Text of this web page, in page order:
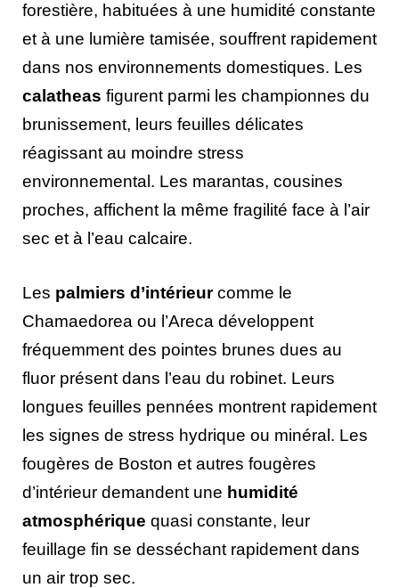
forestière, habituées à une humidité constante
et à une lumière tamisée, souffrent rapidement
dans nos environnements domestiques. Les
calatheas figurent parmi les championnes du
brunissement, leurs feuilles délicates
réagissant au moindre stress
environnemental. Les marantas, cousines
proches, affichent la même fragilité face à l’air
sec et à l’eau calcaire.
Les palmiers d’intérieurcomme le
Chamaedorea ou l’Areca développent
fréquemment des pointes brunes dues au
fluor présent dans l’eau du robinet. Leurs
longues feuilles pennées montrent rapidement
les signes de stress hydrique ou minéral. Les
fougères de Boston et autres fougères
d’intérieur demandent une humidité
atmosphérique quasi constante, leur
feuillage fin se desséchant rapidement dans
un air trop sec.